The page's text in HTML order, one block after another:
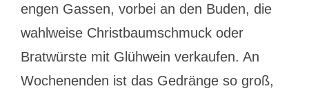
engen Gassen, vorbei an den Buden, die
wahlweise Christbaumschmuck oder
Bratwürste mit Glühwein verkaufen. An
Wochenenden ist das Gedränge so groß,